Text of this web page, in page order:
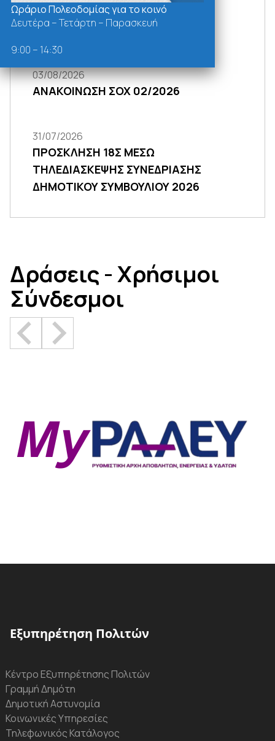
Τηλεδιάσκεψης Συνεδρίασης
Δημοτικής Επιτροπής
03/08/2026
ΑΝΑΚΟΙΝΩΣΗ ΣΟΧ 02/2026
31/07/2026
ΠΡΟΣΚΛΗΣΗ 18Σ ΜΕΣΩ
ΤΗΛΕΔΙΑΣΚΕΨΗΣ ΣΥΝΕΔΡΙΑΣΗΣ
ΔΗΜΟΤΙΚΟΥ ΣΥΜΒΟΥΛΙΟΥ 2026
Δράσεις - Χρήσιμοι
Σύνδεσμοι
Εξυπηρέτηση Πολιτών
Κέντρο Εξυπηρέτησης Πολιτών
Γραμμή Δημότη
Δημοτική Αστυνομία
Κοινωνικές Υπηρεσίες
Τηλεφωνικός Κατάλογος
Ωράριο Πολεοδομίας για το κοινό
Δευτέρα – Τετάρτη – Παρασκευή
9:00 – 14:30